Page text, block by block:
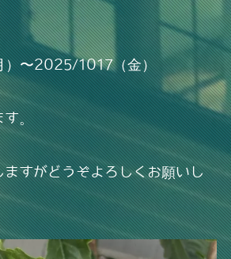
〜2025/1017（金）
す。
すがどうぞよろしくお願いし